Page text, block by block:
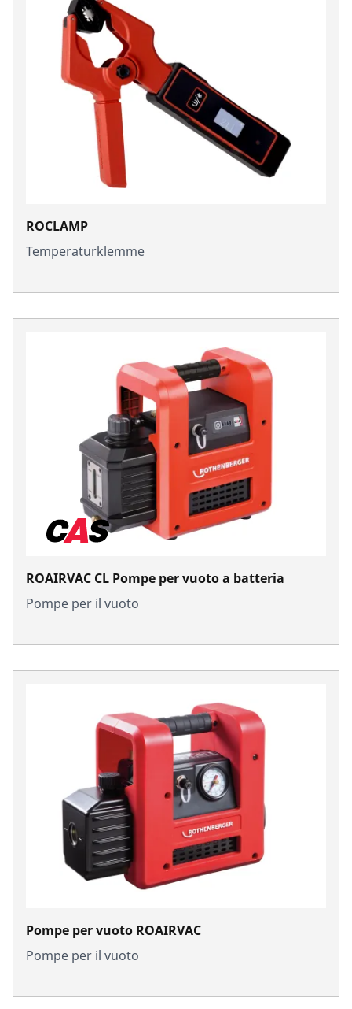
ROCLAMP
Temperaturklemme
ROAIRVAC CL Pompe per vuoto a batteria
Pompe per il vuoto
Pompe per vuoto ROAIRVAC
Pompe per il vuoto